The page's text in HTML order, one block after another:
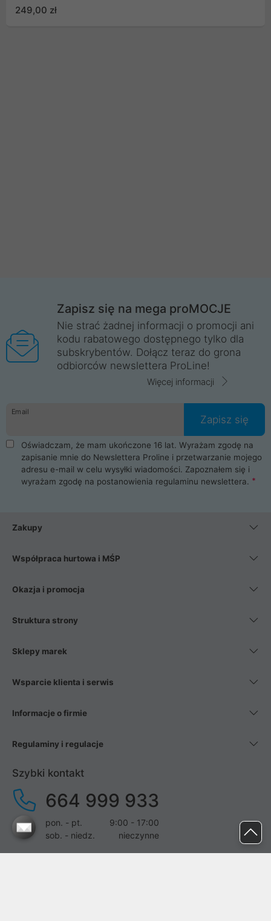
249,00 zł
Zapisz się na mega proMOCJE
Nie strać żadnej informacji o promocji ani
kodu rabatowego dostępnego tylko dla
subskrybentów. Dołącz teraz do grona
odbiorców newslettera ProLine!
Więcej informacji
Email
Zapisz się
Oświadczam, że mam ukończone 16 lat. Wyrażam zgodę na
zapisanie mnie do Newslettera Proline i przetwarzanie mojego
adresu e-mail w celu wysyłki wiadomości. Zapoznałem się i
wyrażam zgodę na postanowienia regulaminu newslettera.
Zakupy
Współpraca hurtowa i MŚP
Okazja i promocja
Struktura strony
Sklepy marek
Wsparcie klienta i serwis
Informacje o firmie
Regulaminy i regulacje
Szybki kontakt
664 999 933
pon. - pt.
9:00 - 17:00
sob. - niedz.
nieczynne